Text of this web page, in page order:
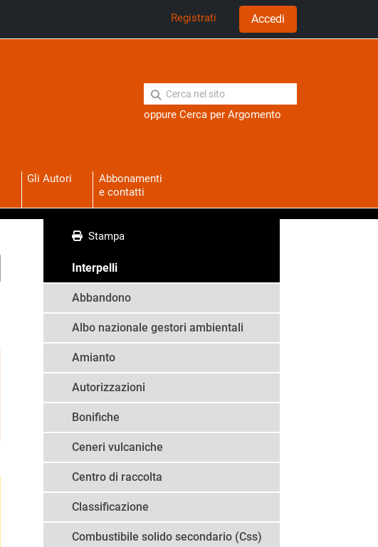
Registrati Accedi
oppure Cerca per Argomento
Gli Autori
Abbonamenti
e contatti
Stampa
Interpelli
Abbandono
Albo nazionale gestori ambientali
Amianto
Autorizzazioni
Bonifiche
Ceneri vulcaniche
Centro di raccolta
Classificazione
Combustibile solido secondario (Css)